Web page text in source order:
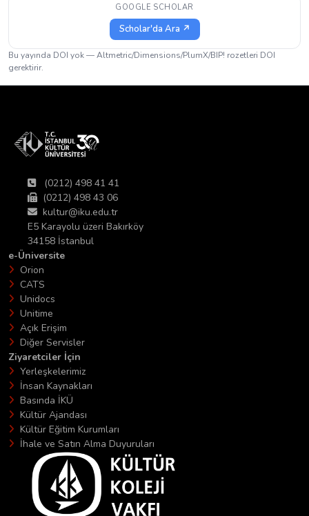
GOOGLE SCHOLAR
Scholar'da Ara ↗
Bu yayında DOI yok — Altmetric/Dimensions/PlumX/BIP! rozetleri DOI
gerektirir.
(0212) 498 41 41
(0212) 498 43 06
kultur@iku.edu.tr
E5 Karayolu üzeri Bakırköy
34158 İstanbul
e-Üniversite
Orion
CATS
Unidocs
Unitime
Açık Erişim
Diğer Servisler
Ziyaretciler İçin
Yerleşkelerimiz
İnsan Kaynakları
Basında İKÜ
Kültür Ajandası
Kültür Eğitim Kurumları
İhale ve Satın Alma Duyuruları